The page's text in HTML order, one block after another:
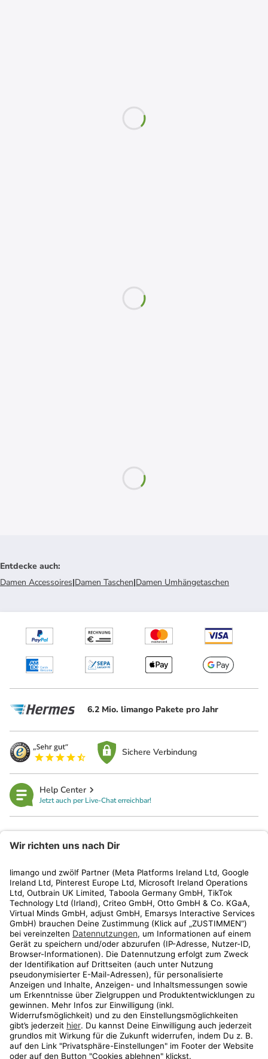
Entdecke auch:
Damen Accessoires|Damen Taschen|Damen Umhängetaschen
6.2 Mio. limango Pakete pro Jahr
Sichere Verbindung
Help Center
Jetzt auch per Live-Chat erreichbar!
Kundenservice
Shop
Aktionen
Travel